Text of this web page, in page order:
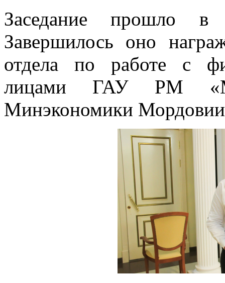
Заседание прошло в
Завершилось оно
отдела по работе с
лицами ГАУ РМ
Минэкономики